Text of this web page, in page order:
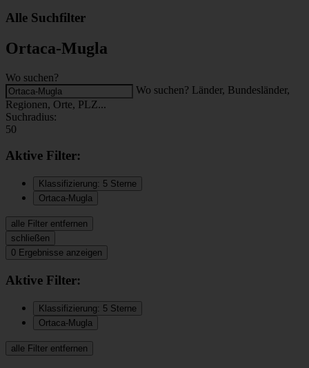
Alle Suchfilter
Ortaca-Mugla
Wo suchen?
Wo suchen? Länder, Bundesländer,
Regionen, Orte, PLZ...
Suchradius:
50
Aktive Filter:
Klassifizierung: 5 Sterne
Ortaca-Mugla
alle Filter entfernen
schließen
0 Ergebnisse anzeigen
Aktive Filter:
Klassifizierung: 5 Sterne
Ortaca-Mugla
alle Filter entfernen